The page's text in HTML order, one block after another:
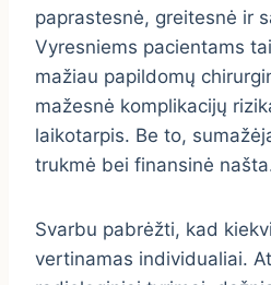
paprastesnė, greitesnė ir
Vyresniems pacientams
mažiau papildomų
mažesnė komplikacijų
laikotarpis. Be to,
trukmė bei finansinė
Svarbu pabrėžti, kad
vertinamas individualiai.